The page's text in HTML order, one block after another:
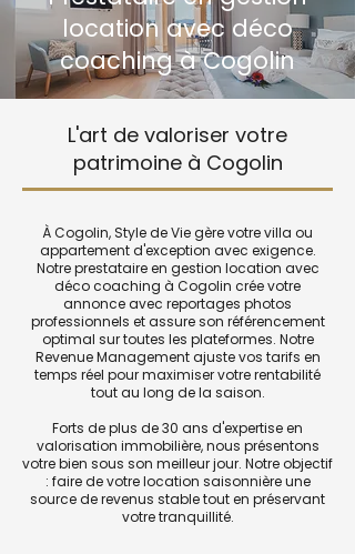
location avec déco
coaching à Cogolin
L'art de valoriser votre
patrimoine à Cogolin
À Cogolin, Style de Vie gère votre villa ou
appartement d'exception avec exigence.
Notre prestataire en gestion location avec
déco coaching à Cogolin crée votre
annonce avec reportages photos
professionnels et assure son référencement
optimal sur toutes les plateformes. Notre
Revenue Management ajuste vos tarifs en
temps réel pour maximiser votre rentabilité
tout au long de la saison.
Forts de plus de 30 ans d'expertise en
valorisation immobilière, nous présentons
votre bien sous son meilleur jour. Notre objectif
: faire de votre location saisonnière une
source de revenus stable tout en préservant
votre tranquillité.